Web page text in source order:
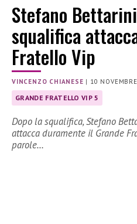
Stefano
squalifica
Fratello Vip
VINCENZO CHIANESE | 10
GRANDE FRATELLO VIP 5
Dopo la squalifica, Stefano
attacca duramente il Grande
parole…